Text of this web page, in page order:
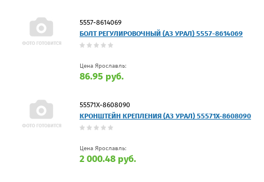
5557-8614069
БОЛТ РЕГУЛИРОВОЧНЫЙ (АЗ УРАЛ) 5557-8614069
Цена Ярославль:
86.95 руб.
55571Х-8608090
КРОНШТЕЙН КРЕПЛЕНИЯ (АЗ УРАЛ) 55571Х-8608090
Цена Ярославль:
2 000.48 руб.